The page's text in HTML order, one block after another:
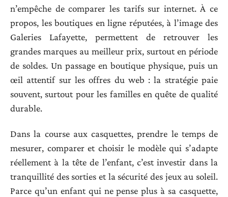
n’empêche de comparer les tarifs sur internet. À ce
propos, les boutiques en ligne réputées, à l’image des
Galeries Lafayette, permettent de retrouver les
grandes marques au meilleur prix, surtout en période
de soldes. Un passage en boutique physique, puis un
œil attentif sur les offres du web : la stratégie paie
souvent, surtout pour les familles en quête de qualité
durable.
Dans la course aux casquettes, prendre le temps de
mesurer, comparer et choisir le modèle qui s’adapte
réellement à la tête de l’enfant, c’est investir dans la
tranquillité des sorties et la sécurité des jeux au soleil.
Parce qu’un enfant qui ne pense plus à sa casquette,